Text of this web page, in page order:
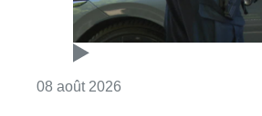
08 août 2026